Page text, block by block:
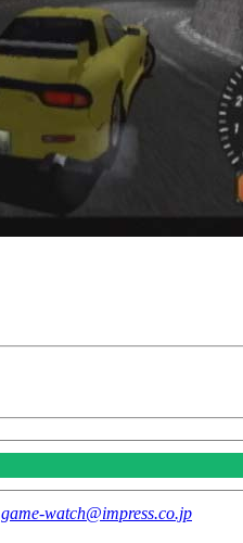
game-watch@impress.co.jp